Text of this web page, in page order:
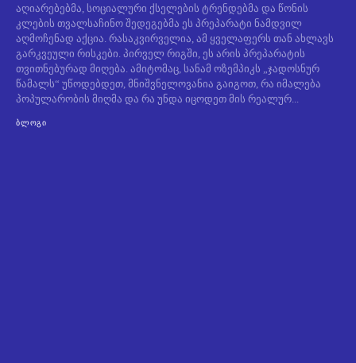
აღიარებებმა, სოციალური ქსელების ტრენდებმა და წონის
კლების თვალსაჩინო შედეგებმა ეს პრეპარატი ნამდვილ
აღმოჩენად აქცია. რასაკვირველია, ამ ყველაფერს თან ახლავს
გარკვეული რისკები. პირველ რიგში, ეს არის პრეპარატის
თვითნებურად მიღება. ამიტომაც, სანამ ოზემპიკს „ჯადოსნურ
წამალს“ უწოდებდეთ, მნიშვნელოვანია გაიგოთ, რა იმალება
პოპულარობის მიღმა და რა უნდა იცოდეთ მის რეალურ...
ᲑᲚᲝᲒᲘ